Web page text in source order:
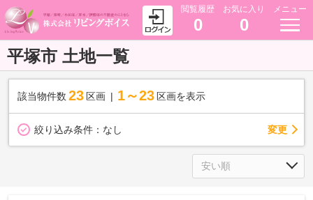
閲覧履歴
0
お気に入り
0
メニュー
平塚市 土地一覧
該当物件数 23 区画 1～23 区画を表示
絞り込み条件： なし 変更